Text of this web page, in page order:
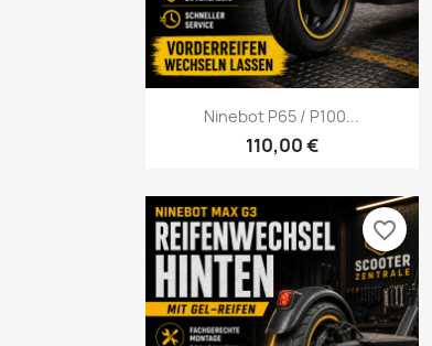
Vorschau
Ninebot P65 / P100...
110,00 €
favorite_border